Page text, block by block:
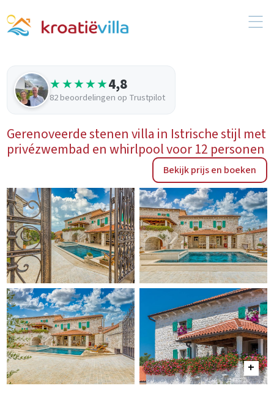
★★★★★4,8
82 beoordelingen op Trustpilot
Gerenoveerde stenen villa in Istrische stijl met
privézwembad en whirlpool voor 12 personen
Bekijk prijs en boeken